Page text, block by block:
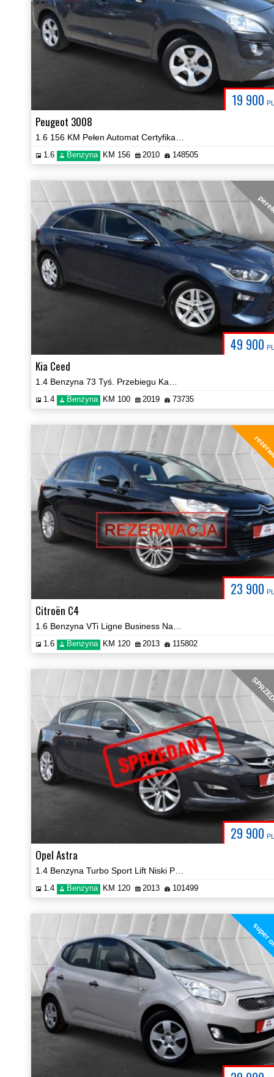
19 900
Peugeot 3008
1.6 Benzyna KM 156 2010 148505
49 900
Kia Ceed
1.4 Benzyna KM 100 2019 73735
23 900
Citroën C4
1.6 Benzyna KM 120 2013 115802
29 900
Opel Astra
1.4 Benzyna KM 120 2013 101499